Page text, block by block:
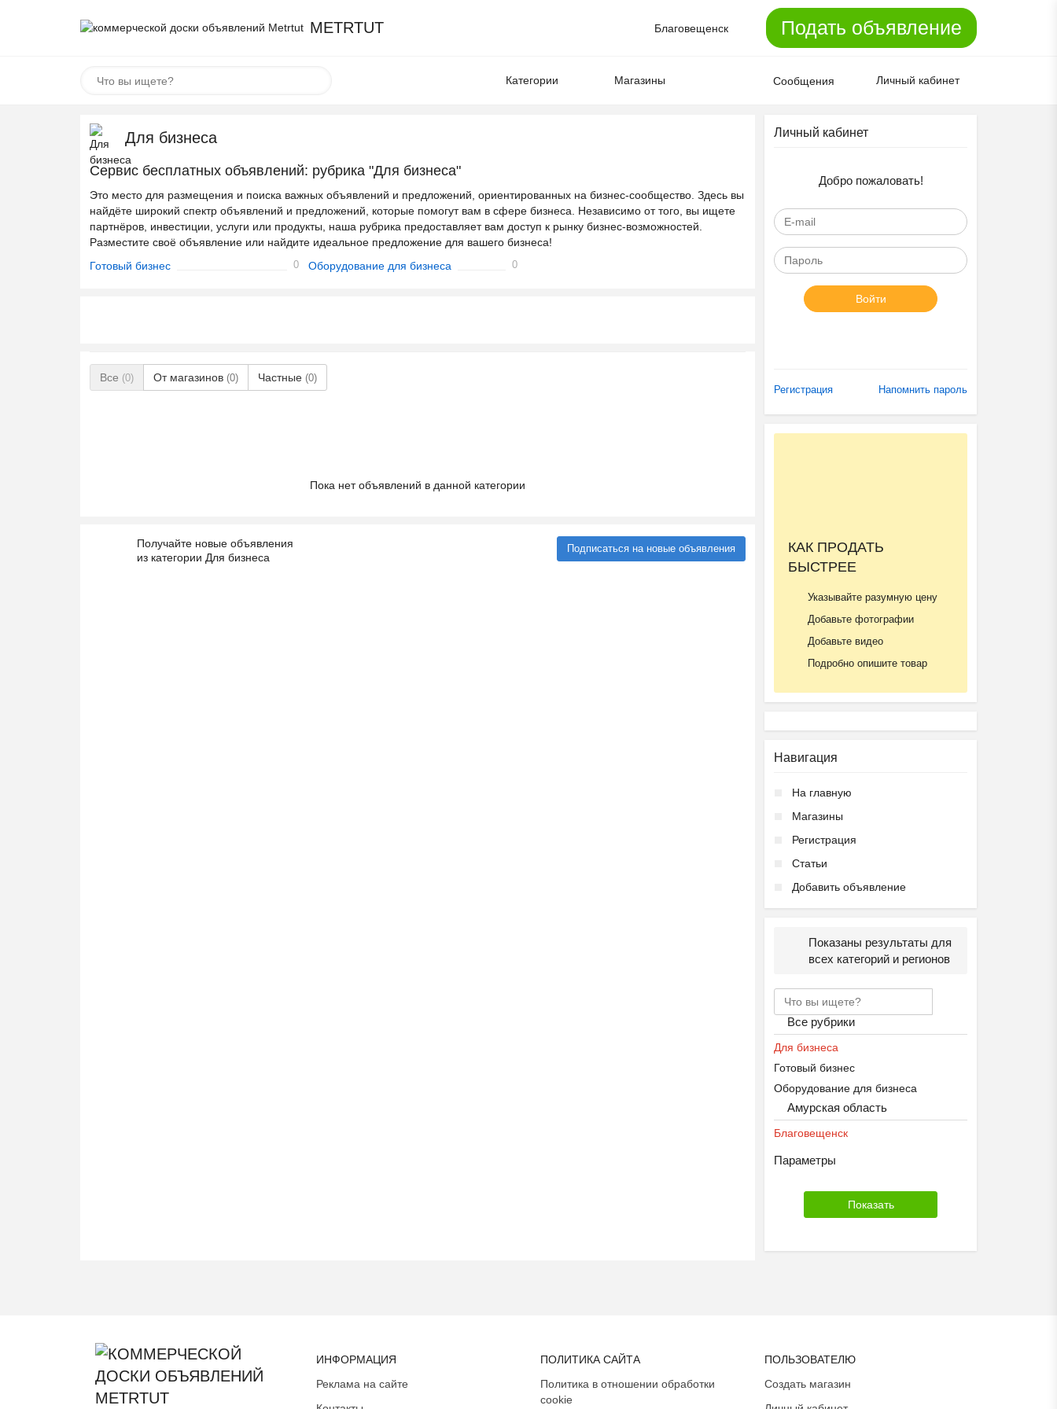
METRTUT Благовещенск Подать объявление
Категории Магазины Сообщения Личный кабинет
Для бизнеса
Сервис бесплатных объявлений: рубрика "Для бизнеса"
Это место для размещения и поиска важных объявлений и предложений, ориентированных на бизнес-сообщество. Здесь вы
найдёте широкий спектр объявлений и предложений, которые помогут вам в сфере бизнеса. Независимо от того, вы ищете
партнёров, инвестиции, услуги или продукты, наша рубрика предоставляет вам доступ к рынку бизнес-возможностей.
Разместите своё объявление или найдите идеальное предложение для вашего бизнеса!
Готовый бизнес
0 Оборудование для бизнеса 0
Все (0) От магазинов (0) Частные (0)
Пока нет объявлений в данной категории
Получайте новые объявления
из категории Для бизнеса
Подписаться на новые объявления
Личный кабинет
Добро пожаловать!
Войти
Регистрация Напомнить пароль
КАК ПРОДАТЬ
БЫСТРЕЕ
Указывайте разумную цену
Добавьте фотографии
Добавьте видео
Подробно опишите товар
Навигация
На главную
Магазины
Регистрация
Статьи
Добавить объявление
Показаны результаты для
всех категорий и регионов
Все рубрики
Для бизнеса
Готовый бизнес
Оборудование для бизнеса
Амурская область
Благовещенск
Параметры
ИНФОРМАЦИЯ
Реклама на сайте
ПОЛИТИКА САЙТА
Политика в отношении обработки
cookie
ПОЛЬЗОВАТЕЛЮ
Создать магазин